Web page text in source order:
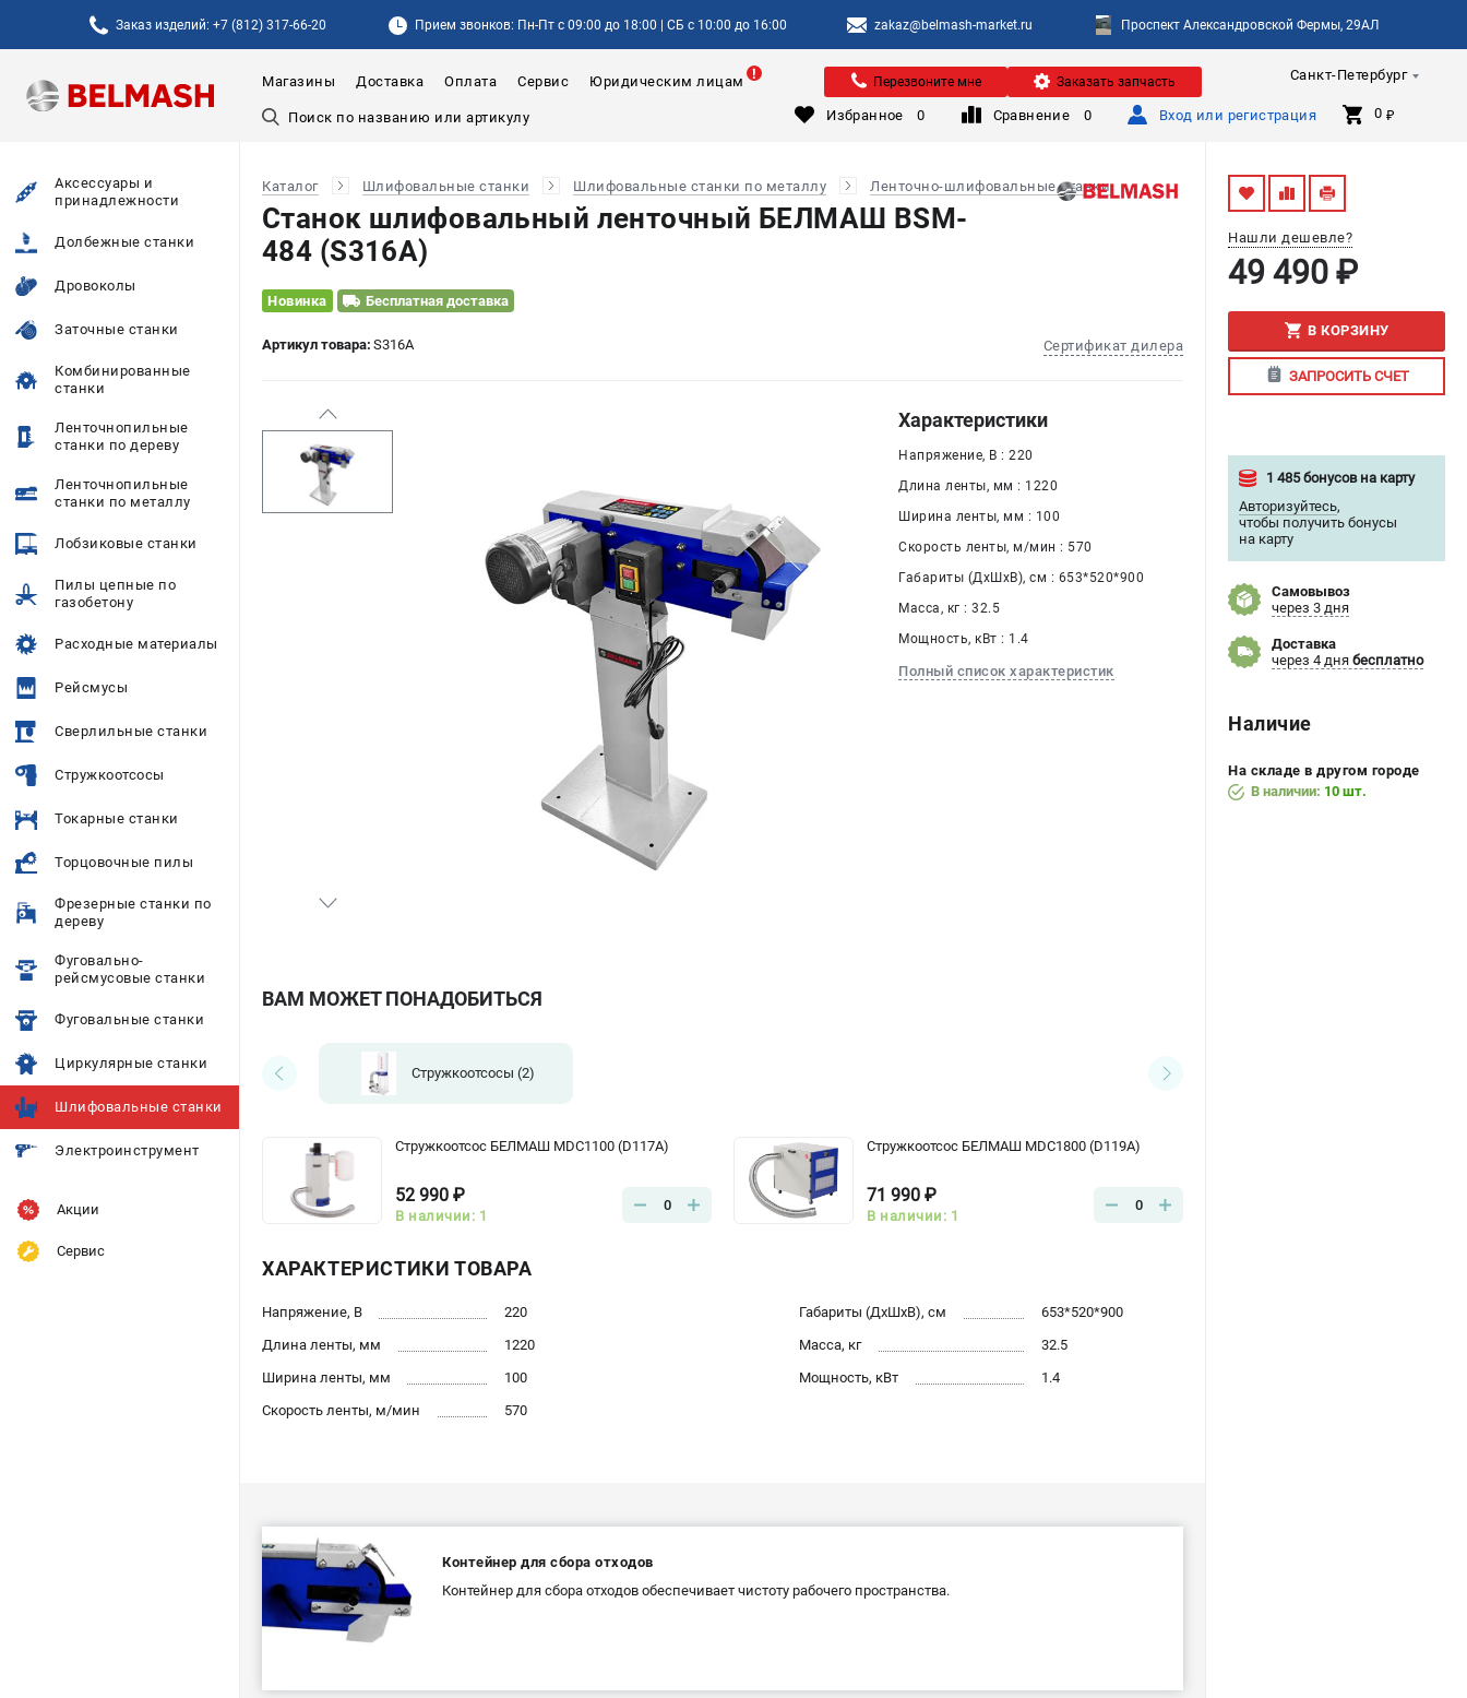
Заказ изделий: +7 (812) 317-66-20 Прием звонков: Пн-Пт с 09:00 до 18:00 | СБ с 10:00 до 16:00 zakaz@belmash-market.ru Проспект Александровской Фермы, 29АЛ
Санкт-Петербург
Магазины Доставка Оплата Сервис Юридическим лицам Перезвоните мне Заказать запчасть
Избранное 0 Сравнение 0 Вход или регистрация 0 ₽
Аксессуары и
принадлежности
Долбежные станки
Дровоколы
Заточные станки
Комбинированные
станки
Ленточнопильные
станки по дереву
Ленточнопильные
станки по металлу
Лобзиковые станки
Пилы цепные по
газобетону
Расходные материалы
Рейсмусы
Сверлильные станки
Стружкоотсосы
Токарные станки
Торцовочные пилы
Фрезерные станки по
дереву
Фуговально-
рейсмусовые станки
Фуговальные станки
Циркулярные станки
Шлифовальные станки
Электроинструмент
Акции
Сервис
Каталог Шлифовальные станки Шлифовальные станки по металлу Ленточно-шлифовальные станки
Станок шлифовальный ленточный БЕЛМАШ BSM-
484 (S316A)
Новинка Бесплатная доставка
Артикул товара: S316A Сертификат дилера
Нашли дешевле?
49 490 ₽
В КОРЗИНУ
ЗАПРОСИТЬ СЧЕТ
1 485 бонусов на карту
Авторизуйтесь,
чтобы получить бонусы
на карту
Самовывоз
через 3 дня
Доставка
через 4 дня бесплатно
Наличие
На складе в другом городе
В наличии: 10 шт.
Характеристики
Напряжение, В : 220
Длина ленты, мм : 1220
Ширина ленты, мм : 100
Скорость ленты, м/мин : 570
Габариты (ДхШхВ), см : 653*520*900
Масса, кг : 32.5
Мощность, кВт : 1.4
Полный список характеристик
ВАМ МОЖЕТ ПОНАДОБИТЬСЯ
Стружкоотсосы (2)
Стружкоотсос БЕЛМАШ MDC1100 (D117A)
52 990 ₽
В наличии: 1
0
Стружкоотсос БЕЛМАШ MDC1800 (D119A)
71 990 ₽
В наличии: 1
0
ХАРАКТЕРИСТИКИ ТОВАРА
Напряжение, В
220
Длина ленты, мм
1220
Ширина ленты, мм
100
Скорость ленты, м/мин
570
Габариты (ДхШхВ), см
653*520*900
Масса, кг
32.5
Мощность, кВт
1.4
Контейнер для сбора отходов
Контейнер для сбора отходов обеспечивает чистоту рабочего пространства.